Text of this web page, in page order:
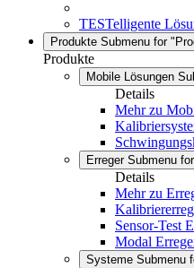
TESTelligente
Produkte Submenu for
Produkte
Mobile Lösungen
Details
Mehr zu
Erreger Submenu
Details
Mehr zu
Sensor-Test
Modal
Systeme Submenu